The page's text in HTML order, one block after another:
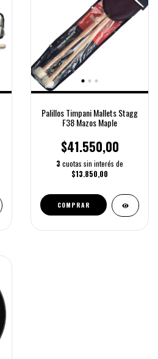
Palillos Timpani Mallets Stagg
F38 Mazos Maple
$41.550,00
3 cuotas sin interés de
$13.850,00
COMPRAR